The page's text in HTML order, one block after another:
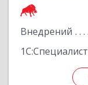
Внедрений
1С:Специалист